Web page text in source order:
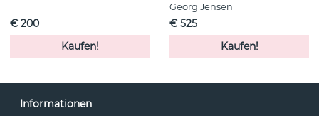
€ 200
Kaufen!
Georg Jensen
€ 525
Kaufen!
Informationen